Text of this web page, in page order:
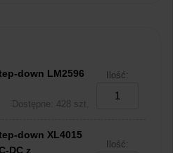
down LM2596
Dostępne: 428 szt.
Ilość:
down XL4015
DC z
Ilość: